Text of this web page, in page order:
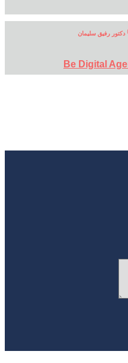
دكتور رفيق سليمان
Be Digital